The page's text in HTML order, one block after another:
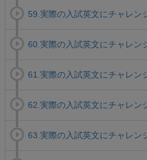
59.実際の入試英文にチャレ
60.実際の入試英文にチャレ
61.実際の入試英文にチャレ
62.実際の入試英文にチャレ
63.実際の入試英文にチャレ